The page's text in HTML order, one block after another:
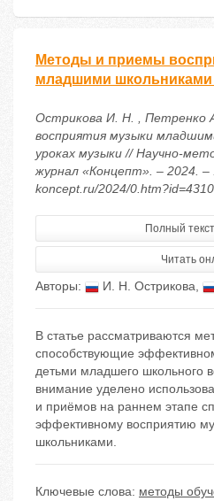
Методы и приемы
младшими школьниками
Острикова И. Н. ,
восприятия музыки
уроках музыки // Научно-
журнал «Концепт». – 2024. –
koncept.ru/2024/
Полный
Читать
Авторы: И. Н. Острикова,
В статье рассматриваются
способствующие
детьми младшего школьного
внимание уделено
и приёмов на раннем этапе
эффективному восприятию
школьниками.
Ключевые слова: методы